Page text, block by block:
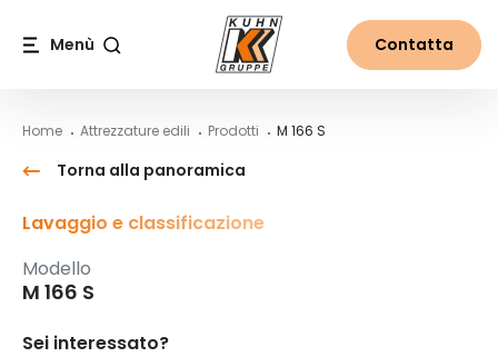
Menù Contatta
Home Attrezzature edili Prodotti M 166 S
Torna alla panoramica
Lavaggio e classificazione
Modello
M 166 S
Sei interessato?